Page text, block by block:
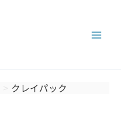
クレイパック